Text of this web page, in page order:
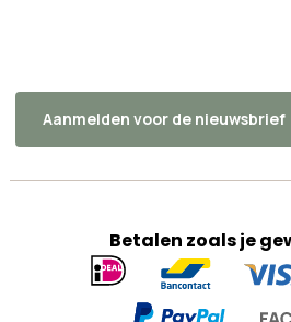
Betalen zoals je
Aanmelden voor de nieuwsbrief